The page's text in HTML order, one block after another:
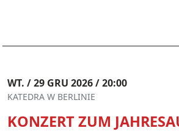
WT. / 29 GRU 2026 / 20:00
KATEDRA W BERLINIE
KONZERT ZUM